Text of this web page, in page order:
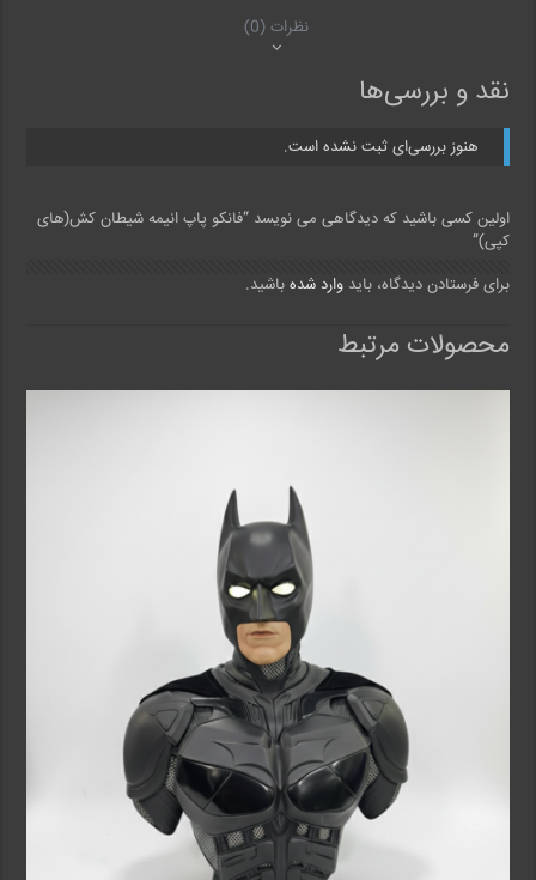
نظرات (0)
نقد و بررسی‌ها
هنوز بررسی‌ای ثبت نشده است.
اولین کسی باشید که دیدگاهی می نویسد “فانکو پاپ انیمه شیطان کش(های
کپی)”
برای فرستادن دیدگاه، بایدوارد شده باشید.
محصولات مرتبط